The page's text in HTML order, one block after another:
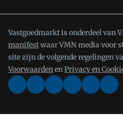
Vastgoedmarkt is onderdeel van
manifestwaar VMN media voor
site zijn de volgende regelingen
VoorwaardenenPrivacy en